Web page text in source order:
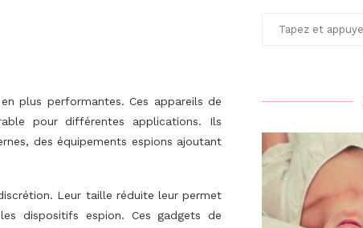
plus performantes. Ces appareils de
pour différentes applications. Ils
des équipements espions ajoutant
Leur taille réduite leur permet
dispositifs espion. Ces gadgets de